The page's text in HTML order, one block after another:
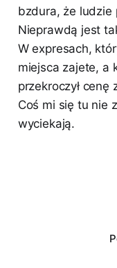
bzdura, że ludzie
Nieprawdą jest
W expresach,
miejsca zajete, a
przekroczył
Coś mi się tu nie
wyciekają.